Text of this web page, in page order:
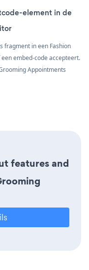
element in de
fragment in een Fashion
embed-code accepteert.
Appointments
features and